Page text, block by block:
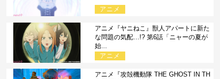
アニメ
アニメ『ヤニねこ』獣人アパートに新た
な問題の気配…!? 第6話「ニャーの夏が
始...
アニメ
アニメ『攻殻機動隊 THE GHOST IN TH